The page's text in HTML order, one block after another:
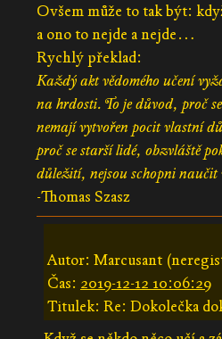
Ovšem může to tak být:
a ono to nejde a nejde…
Rychlý překlad:
Každý akt vědomého učení
na hrdosti. To je důvod, proč
nemají vytvořen pocit vlastní
proč se starší lidé, obzvláště
důležití, nejsou schopni naučit
-Thomas Szasz
Autor: Marcusant
Čas: 2019-12-12 10:06:29
Titulek: Re: Dokolečka